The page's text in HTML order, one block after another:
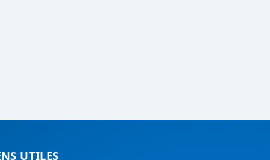
UTILES